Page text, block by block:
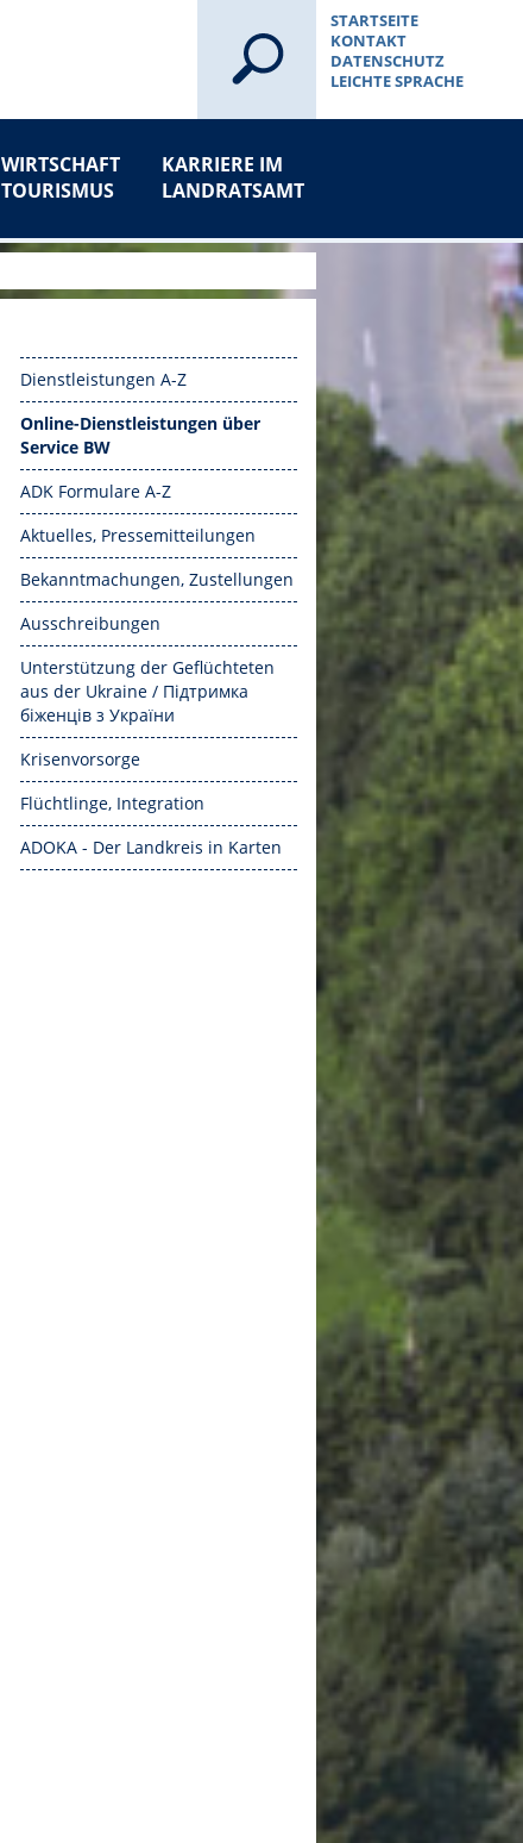
STARTSEITE
KONTAKT
DATENSCHUTZ
LEICHTE SPRACHE
WIRTSCHAFT
TOURISMUS
KARRIERE IM
LANDRATSAMT
Dienstleistungen A-Z
Online-Dienstleistungen über
Service BW
ADK Formulare A-Z
Aktuelles, Pressemitteilungen
Bekanntmachungen, Zustellungen
Ausschreibungen
Unterstützung der Geflüchteten
aus der Ukraine / Підтримка
біженців з України
Krisenvorsorge
Flüchtlinge, Integration
ADOKA - Der Landkreis in Karten